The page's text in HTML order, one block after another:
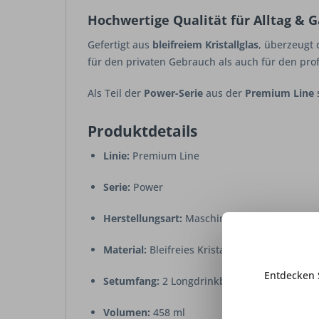
Hochwertige Qualität für Alltag &
Gefertigt aus bleifreiem Kristallglas, überzeugt
für den privaten Gebrauch als auch für den
Als Teil der Power-Serie aus der Premium Line
Produktdetails
Linie: Premium Line
Serie: Power
Herstellungsart: Maschinell gefertigt
Material: Bleifreies Kristallglas
Setumfang: 2 Longdrinkbecher
Volumen: 458 ml
Entdecken